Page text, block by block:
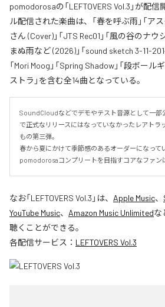
pomodorosaの「LEFTOVERS Vol.3」が配
ル配信された楽曲は、「春を呼ぶ雨」「アス
さん (Cover)」「JTS Rec01」「風の谷のナウ
まぬ雨など (2026)」「sound sketch 3-11-
「Mori Moog」「Spring Shadow」「段ボール
ストラ」を含む全14曲となっている。
SoundCloudなどでデモやテスト音源として一部
で正式なリリースにはなっていなかったレアトラ
もの第三弾。
春から夏にかけて季節感のあるオーダーになって
pomodorosaコンプリートを目指すコアなファン
なお「LEFTOVERS Vol.3 」は、 Apple Music、
YouTube Music、 Amazon Music Unlimitedな
聴くことができる。
各配信サービス： LEFTOVERS Vol.3